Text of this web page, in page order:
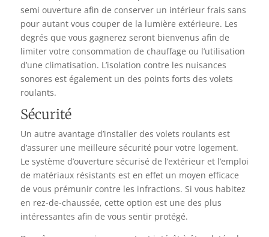
semi ouverture afin de conserver un intérieur frais sans
pour autant vous couper de la lumière extérieure. Les
degrés que vous gagnerez seront bienvenus afin de
limiter votre consommation de chauffage ou l’utilisation
d’une climatisation. L’isolation contre les nuisances
sonores est également un des points forts des volets
roulants.
Sécurité
Un autre avantage d’installer des volets roulants est
d’assurer une meilleure sécurité pour votre logement.
Le système d’ouverture sécurisé de l’extérieur et l’emploi
de matériaux résistants est en effet un moyen efficace
de vous prémunir contre les infractions. Si vous habitez
en rez-de-chaussée, cette option est une des plus
intéressantes afin de vous sentir protégé.